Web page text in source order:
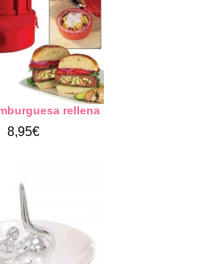
rellena
8,95€